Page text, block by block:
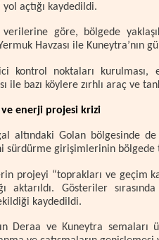
açtığı kaydedildi.
verilerine göre, bölgede
Havzası ile Kuneytra’nın
kontrol noktaları
ile bazı köylere zırhlı araç ve
enerji projesi krizi
altındaki Golan bölgesinde
sürdürme girişimlerinin bölgede
projeyi “toprakları ve geçim
aktarıldı. Gösteriler
kaydedildi.
Deraa ve Kuneytra semaları